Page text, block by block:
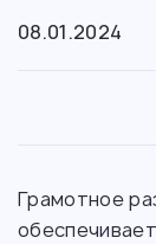
08.01.2024
Грамотное